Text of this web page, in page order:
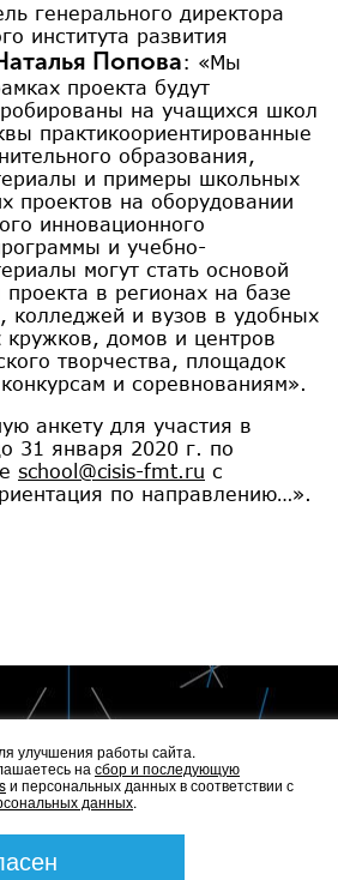
генерального директора
института развития
Попова: «Мы
проекта будут
на учащихся школ
практикоориентированные
образования,
и примеры школьных
проектов на оборудовании
инновационного
и учебно-
могут стать основой
в регионах на базе
и вузов в удобных
домов и центров
творчества, площадок
и соревнованиям».
анкету для участия в
31 января 2020 г. по
school@cisis-fmt.ru с
по направлению…».
2026 Иннопрактика
и защите персональных данных
работе с файлами Cookies
сайта —
улучшения работы сайта.
на сбор и последующую
и персональных данных в соответствии с
данных.